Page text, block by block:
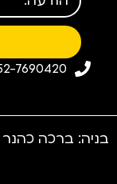
7690420
בניה: ברכה כהנר